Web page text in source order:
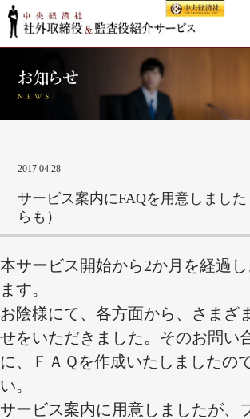
2017.04.28
サービス案内にFAQを用意しまし
らも）
本サービス開始から2か月を経過
ます。
お陰様にて、各方面から、さまざ
せをいただきました。そのお問い
に、ＦＡＱを作成いたしましたの
い。
サービス案内に用意しましたが、